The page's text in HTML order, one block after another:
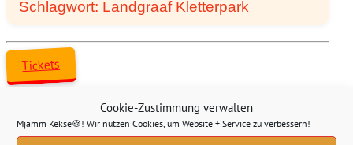
Cookie-Zustimmung verwalten
Mjamm Kekse🍪! Wir nutzen Cookies, um Website + Service zu verbessern!
Schlagwort: Landgraaf Kletterpark
Tickets
Adventure Valley Kletterpark für 19,95€ (bei